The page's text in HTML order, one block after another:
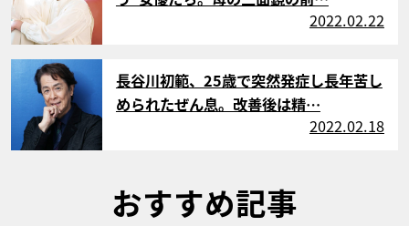
2022.02.22
サムネイル
長谷川初範、25歳で突然発症し長年苦し
められたぜん息。改善後は精…
2022.02.18
おすすめ記事